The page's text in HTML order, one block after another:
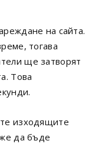
на сайта.
тогава
ще затворят
Това
изходящите
да бъде